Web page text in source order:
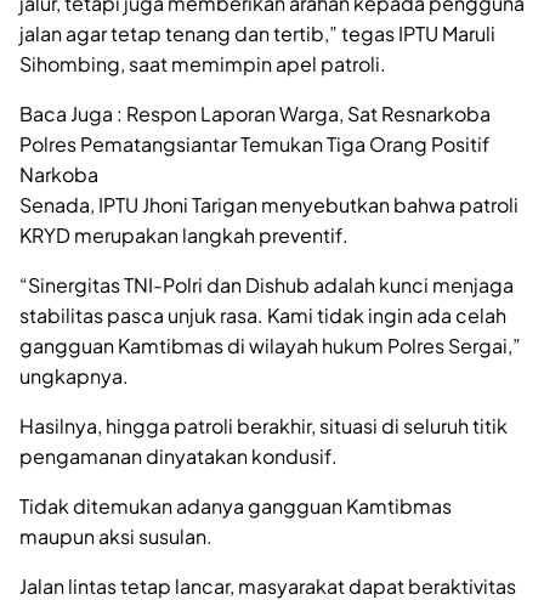
jalan agar tetap tenang dan tertib,” tegas IPTU Maruli
Sihombing, saat memimpin apel patroli.
Baca Juga : Respon Laporan Warga, Sat Resnarkoba
Polres Pematangsiantar Temukan Tiga Orang Positif
Narkoba
Senada, IPTU Jhoni Tarigan menyebutkan bahwa patroli
KRYD merupakan langkah preventif.
“Sinergitas TNI-Polri dan Dishub adalah kunci menjaga
stabilitas pasca unjuk rasa. Kami tidak ingin ada celah
gangguan Kamtibmas di wilayah hukum Polres Sergai,”
ungkapnya.
Hasilnya, hingga patroli berakhir, situasi di seluruh titik
pengamanan dinyatakan kondusif.
Tidak ditemukan adanya gangguan Kamtibmas
maupun aksi susulan.
Jalan lintas tetap lancar, masyarakat dapat beraktivitas